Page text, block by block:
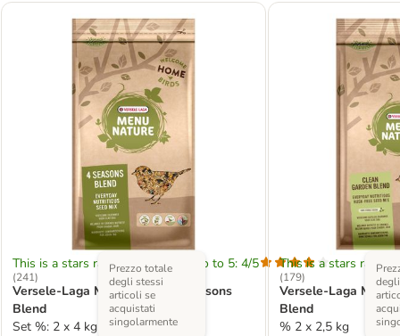
This is a stars rating area from zero to 5: 4/5
(241)
Versele-Laga Menù Nature 4 Seasons
Blend
Set %: 2 x 4 kg
Prezzo totale
degli stessi
articoli se
acquistati
singolarmente
This is a stars rating
(179)
Versele-Laga Menù
Blend
% 2 x 2,5 kg